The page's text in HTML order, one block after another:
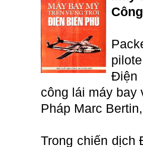
Điện
công lái máy bay
Pháp Marc
Trong chiến dịch